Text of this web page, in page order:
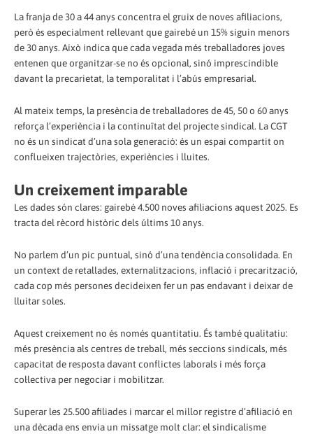
La franja de 30 a 44 anys concentra el gruix de noves afiliacions,
però és especialment rellevant que gairebé un 15% siguin menors
de 30 anys. Això indica que cada vegada més treballadores joves
entenen que organitzar-se no és opcional, sinó imprescindible
davant la precarietat, la temporalitat i l’abús empresarial.
Al mateix temps, la presència de treballadores de 45, 50 o 60 anys
reforça l’experiència i la continuïtat del projecte sindical. La CGT
no és un sindicat d’una sola generació: és un espai compartit on
conflueixen trajectòries, experiències i lluites.
Un creixement imparable
Les dades són clares: gairebé 4.500 noves afiliacions aquest 2025. Es
tracta del rècord històric dels últims 10 anys.
No parlem d’un pic puntual, sinó d’una tendència consolidada. En
un context de retallades, externalitzacions, inflació i precarització,
cada cop més persones decideixen fer un pas endavant i deixar de
lluitar soles.
Aquest creixement no és només quantitatiu. És també qualitatiu:
més presència als centres de treball, més seccions sindicals, més
capacitat de resposta davant conflictes laborals i més força
col·lectiva per negociar i mobilitzar.
Superar les 25.500 afiliades i marcar el millor registre d’afiliació en
una dècada ens envia un missatge molt clar: el sindicalisme